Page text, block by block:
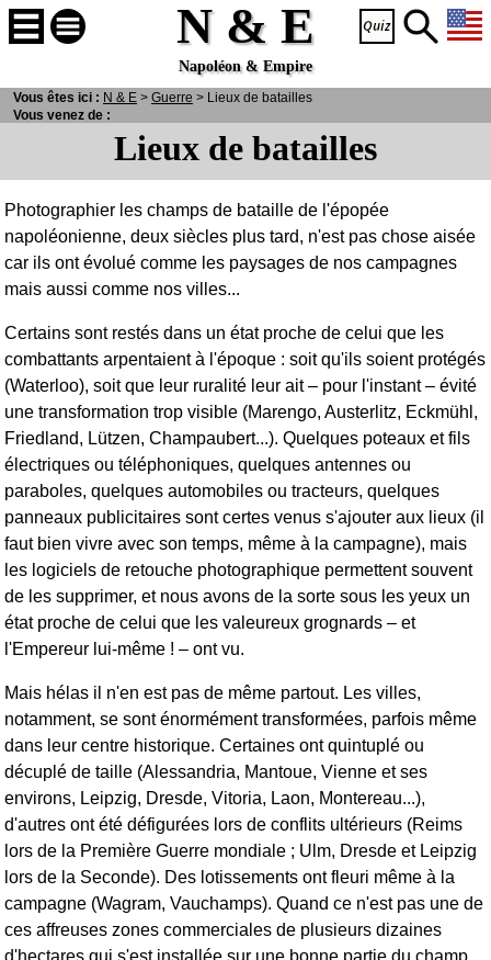
N & E
Napoléon & Empire
Lieux de batailles
Photographier les champs de bataille de l'épopée
napoléonienne, deux siècles plus tard, n'est pas chose aisée
car ils ont évolué comme les paysages de nos campagnes
mais aussi comme nos villes...
Certains sont restés dans un état proche de celui que les
combattants arpentaient à l'époque : soit qu'ils soient protégés
(Waterloo), soit que leur ruralité leur ait – pour l'instant – évité
une transformation trop visible (Marengo, Austerlitz, Eckmühl,
Friedland, Lützen, Champaubert...). Quelques poteaux et fils
électriques ou téléphoniques, quelques antennes ou
paraboles, quelques automobiles ou tracteurs, quelques
panneaux publicitaires sont certes venus s'ajouter aux lieux (il
faut bien vivre avec son temps, même à la campagne), mais
les logiciels de retouche photographique permettent souvent
de les supprimer, et nous avons de la sorte sous les yeux un
état proche de celui que les valeureux grognards – et
l'Empereur lui-même ! – ont vu.
Mais hélas il n'en est pas de même partout. Les villes,
notamment, se sont énormément transformées, parfois même
dans leur centre historique. Certaines ont quintuplé ou
décuplé de taille (Alessandria, Mantoue, Vienne et ses
environs, Leipzig, Dresde, Vitoria, Laon, Montereau...),
d'autres ont été défigurées lors de conflits ultérieurs (Reims
lors de la Première Guerre mondiale ; Ulm, Dresde et Leipzig
lors de la Seconde). Des lotissements ont fleuri même à la
campagne (Wagram, Vauchamps). Quand ce n'est pas une de
ces affreuses zones commerciales de plusieurs dizaines
d'hectares qui s'est installée sur une bonne partie du champ
Vous êtes ici : N & E > Guerre > Lieux de batailles
Vous venez de :